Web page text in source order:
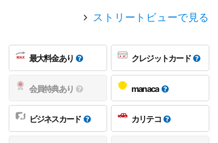
ストリートビューで見る
最大料金あり クレジットカード
会員特典あり manaca
ビジネスカード カリテコ